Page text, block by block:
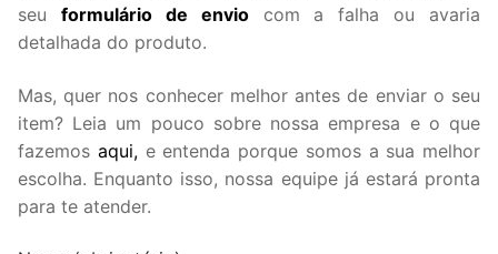
seu formulário de enviocom a falha ou avaria
detalhada do produto.
Mas, quer nos conhecer melhor antes de enviar o seu
item? Leia um pouco sobre nossa empresa e o que
fazemos aqui,e entenda porque somos a sua melhor
escolha. Enquanto isso, nossa equipe já estará pronta
para te atender.